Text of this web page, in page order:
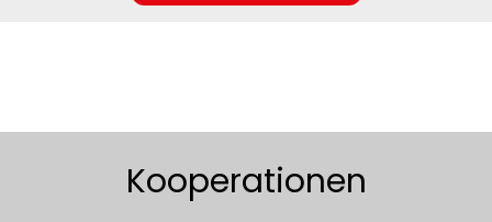
Kooperationen